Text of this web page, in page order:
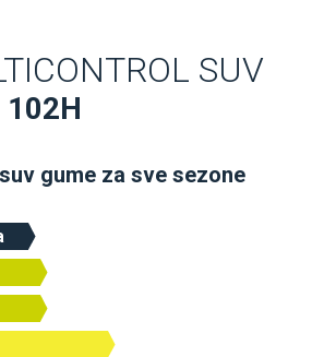
SUV
gume za sve sezone